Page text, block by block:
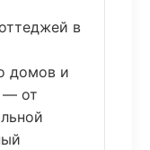
в
домов и
— от